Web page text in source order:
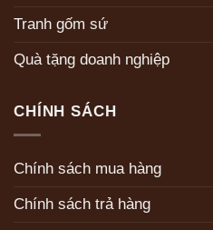
Tranh gốm sứ
Quà tặng doanh nghiệp
CHÍNH SÁCH
Chính sách mua hàng
Chính sách trả hàng